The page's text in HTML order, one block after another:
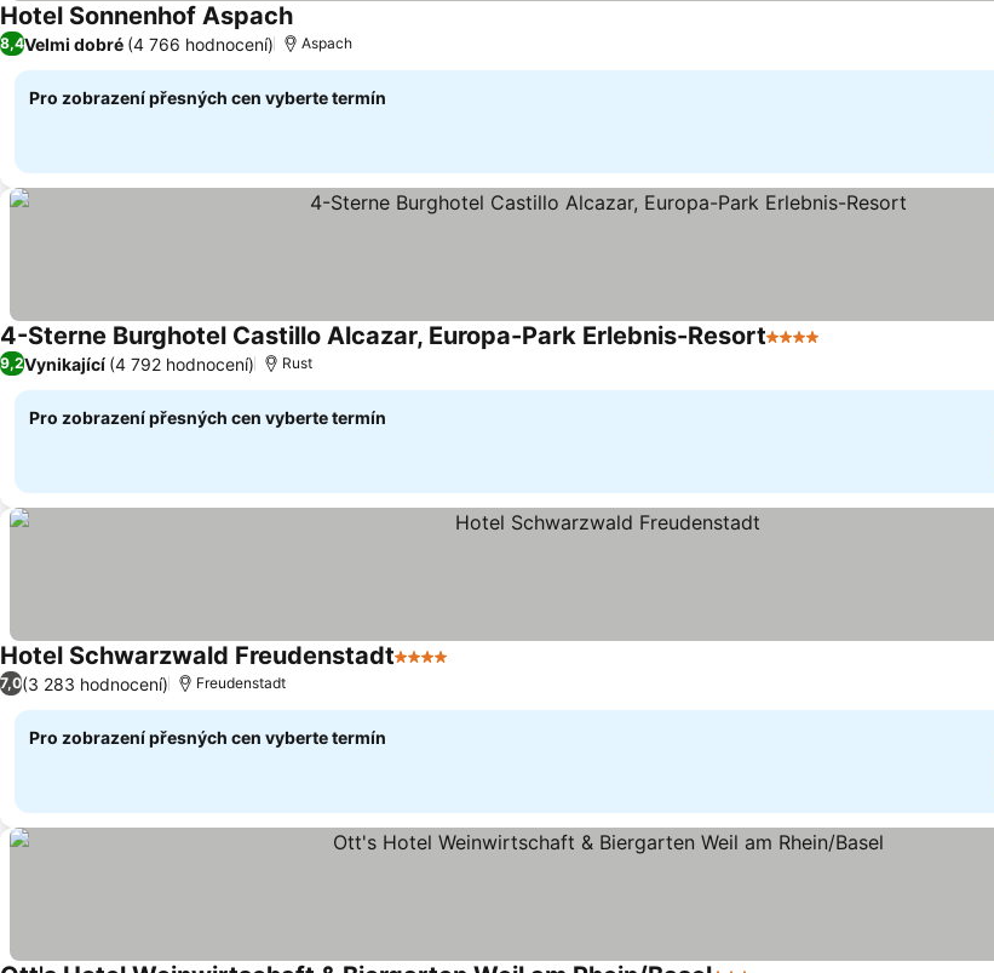
Hotel Sonnenhof Aspach
8,4Velmi dobré (4 766 hodnocení) Aspach
Pro zobrazení přesných cen vyberte termín
4-Sterne Burghotel Castillo Alcazar, Europa-Park Erlebnis-Resort4 Počet hvězdiček
9,2Vynikající (4 792 hodnocení) Rust
Pro zobrazení přesných cen vyberte termín
Hotel Schwarzwald Freudenstadt4 Počet hvězdiček
7,0(3 283 hodnocení) Freudenstadt
Pro zobrazení přesných cen vyberte termín